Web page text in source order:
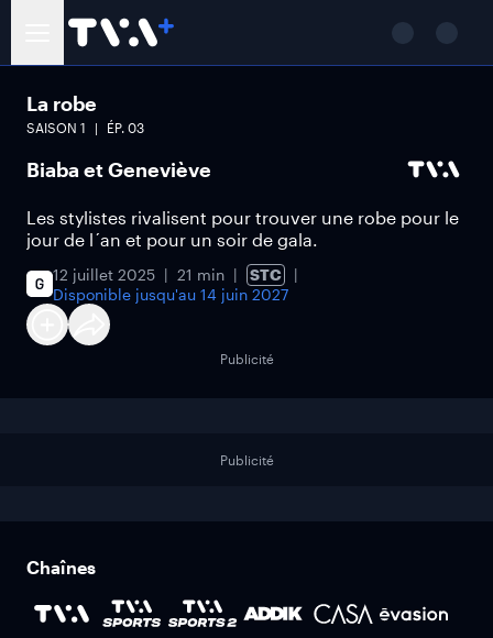
La robe
SAISON 1 ÉP. 03
Biaba et Geneviève
Les stylistes rivalisent pour trouver une robe pour le
jour de l´an et pour un soir de gala.
12 juillet 2025 21 min
STC
Disponible jusqu'au 14 juin 2027
Publicité
Publicité
Chaînes